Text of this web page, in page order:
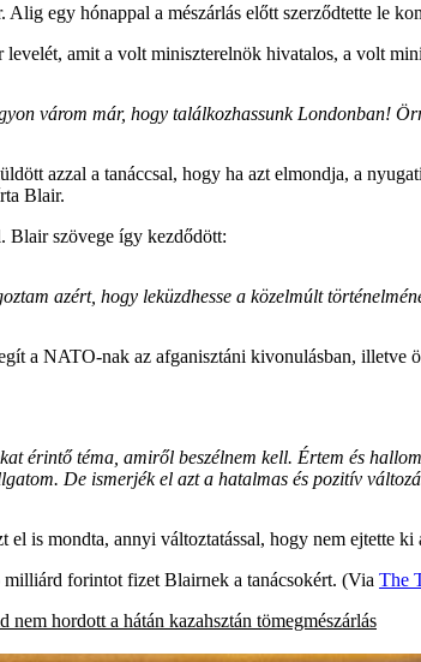
Alig egy hónappal a mészárlás előtt szerződtette
amit a volt miniszterelnök hivatalos, a volt
várom már, hogy találkozhassunk Londonban!
azzal a tanáccsal, hogy ha azt elmondja, a
Blair.
Blair szövege így kezdődött:
azért, hogy leküzdhesse a közelmúlt
a NATO-nak az afganisztáni kivonulásban, illetve
érintő téma, amiről beszélnem kell. Értem és
De ismerjék el azt a hatalmas és pozitív
el is mondta, annyi változtatással, hogy nem ejtette
forintot fizet Blairnek a tanácsokért. (Via The
nem hordott a hátán kazahsztán tömegmészárlás